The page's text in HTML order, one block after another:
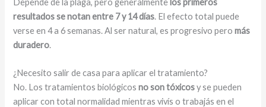
resultados se notan entre 7 y 14 días. El efecto total puede
verse en 4 a 6 semanas. Al ser natural, es progresivo peromás
duradero.
¿Necesito salir de casa para aplicar el tratamiento?
No. Los tratamientos biológicosno son tóxicosy se pueden
aplicar con total normalidad mientras vivís o trabajás en el